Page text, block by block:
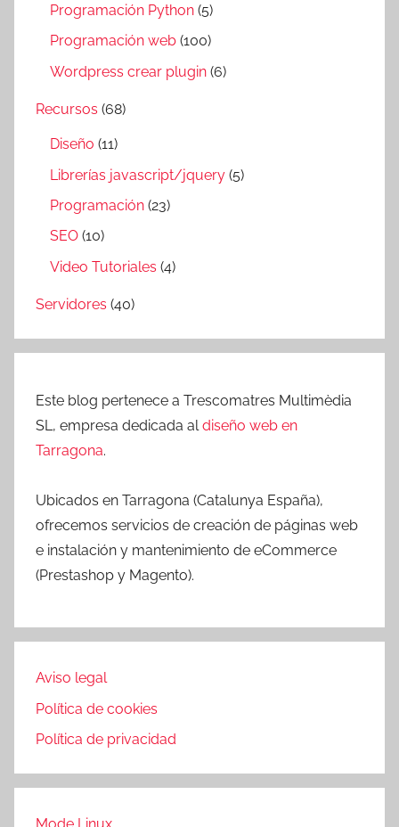
Programación Python (5)
Programación web (100)
Wordpress crear plugin (6)
Recursos (68)
Diseño (11)
Librerías javascript/jquery (5)
Programación (23)
SEO (10)
Video Tutoriales (4)
Servidores (40)
Este blog pertenece a Trescomatres Multimèdia
SL, empresa dedicada aldiseño web en
Tarragona.
Ubicados en Tarragona (Catalunya España),
ofrecemos servicios de creación de páginas web
e instalación y mantenimiento de eCommerce
(Prestashop y Magento).
Aviso legal
Política de cookies
Política de privacidad